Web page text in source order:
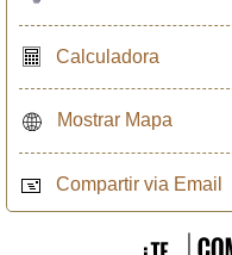
Calculadora
Mostrar Mapa
Compartir via Email